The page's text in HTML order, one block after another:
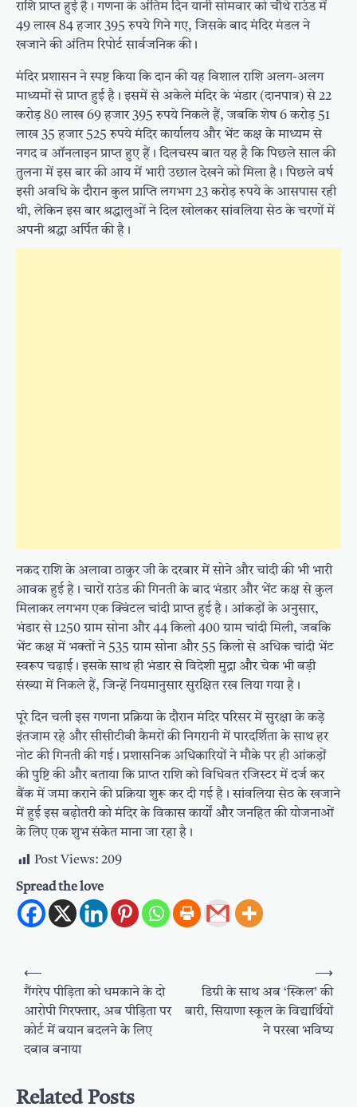
राशि प्राप्त हुई है। गणना के अंतिम दिन यानी सोमवार को चौथे राउंड में
49 लाख 84 हजार 395 रुपये गिने गए, जिसके बाद मंदिर मंडल ने
खजाने की अंतिम रिपोर्ट सार्वजनिक की।
मंदिर प्रशासन ने स्पष्ट किया कि दान की यह विशाल राशि अलग-अलग
माध्यमों से प्राप्त हुई है। इसमें से अकेले मंदिर के भंडार (दानपात्र) से 22
करोड़ 80 लाख 69 हजार 395 रुपये निकले हैं, जबकि शेष 6 करोड़ 51
लाख 35 हजार 525 रुपये मंदिर कार्यालय और भेंट कक्ष के माध्यम से
नगद व ऑनलाइन प्राप्त हुए हैं। दिलचस्प बात यह है कि पिछले साल की
तुलना में इस बार की आय में भारी उछाल देखने को मिला है। पिछले वर्ष
इसी अवधि के दौरान कुल प्राप्ति लगभग 23 करोड़ रुपये के आसपास रही
थी, लेकिन इस बार श्रद्धालुओं ने दिल खोलकर सांवलिया सेठ के चरणों में
अपनी श्रद्धा अर्पित की है।
नकद राशि के अलावा ठाकुर जी के दरबार में सोने और चांदी की भी भारी
आवक हुई है। चारों राउंड की गिनती के बाद भंडार और भेंट कक्ष से कुल
मिलाकर लगभग एक क्विंटल चांदी प्राप्त हुई है। आंकड़ों के अनुसार,
भंडार से 1250 ग्राम सोना और 44 किलो 400 ग्राम चांदी मिली, जबकि
भेंट कक्ष में भक्तों ने 535 ग्राम सोना और 55 किलो से अधिक चांदी भेंट
स्वरूप चढ़ाई। इसके साथ ही भंडार से विदेशी मुद्रा और चेक भी बड़ी
संख्या में निकले हैं, जिन्हें नियमानुसार सुरक्षित रख लिया गया है।
पूरे दिन चली इस गणना प्रक्रिया के दौरान मंदिर परिसर में सुरक्षा के कड़े
इंतजाम रहे और सीसीटीवी कैमरों की निगरानी में पारदर्शिता के साथ हर
नोट की गिनती की गई। प्रशासनिक अधिकारियों ने मौके पर ही आंकड़ों
की पुष्टि की और बताया कि प्राप्त राशि को विधिवत रजिस्टर में दर्ज कर
बैंक में जमा कराने की प्रक्रिया शुरू कर दी गई है। सांवलिया सेठ के खजाने
में हुई इस बढ़ोतरी को मंदिर के विकास कार्यों और जनहित की योजनाओं
के लिए एक शुभ संकेत माना जा रहा है।
Post Views: 209
Spread the love
Post
navigation
⟵
गैंगरेप पीड़िता को धमकाने के दो
आरोपी गिरफ्तार, अब पीड़िता पर
कोर्ट में बयान बदलने के लिए
दबाव बनाया
डिग्री के साथ अब ‘स्किल’ की
बारी, सियाणा स्कूल के विद्यार्थियों
ने परखा भविष्य
⟶
Related Posts